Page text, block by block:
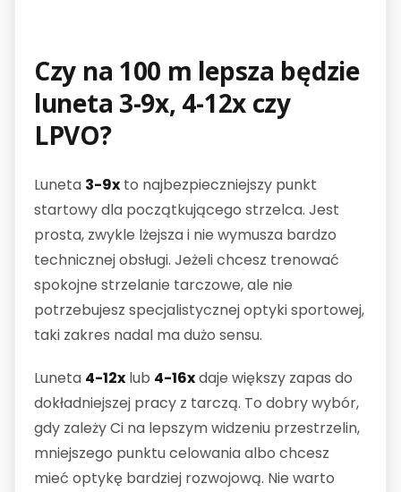
Czy na 100 m lepsza będzie
luneta 3-9x, 4-12x czy
LPVO?
Luneta 3-9x to najbezpieczniejszy punkt
startowy dla początkującego strzelca. Jest
prosta, zwykle lżejsza i nie wymusza bardzo
technicznej obsługi. Jeżeli chcesz trenować
spokojne strzelanie tarczowe, ale nie
potrzebujesz specjalistycznej optyki sportowej,
taki zakres nadal ma dużo sensu.
Luneta 4-12x lub 4-16xdaje większy zapas do
dokładniejszej pracy z tarczą. To dobry wybór,
gdy zależy Ci na lepszym widzeniu przestrzelin,
mniejszego punktu celowania albo chcesz
mieć optykę bardziej rozwojową. Nie warto